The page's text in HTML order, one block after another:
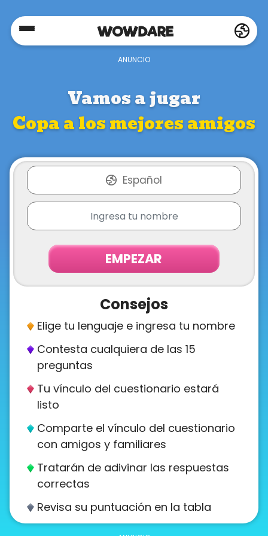
Home
Privacy
FAQ's
Terms
About
Contact
Vamos a jugar
Copa a los mejores amigos
Español
EMPEZAR
Consejos
Elige tu lenguaje e ingresa tu nombre
Contesta cualquiera de las 15
preguntas
Tu vínculo del cuestionario estará
listo
Comparte el vínculo del cuestionario
con amigos y familiares
Tratarán de adivinar las respuestas
correctas
Revisa su puntuación en la tabla